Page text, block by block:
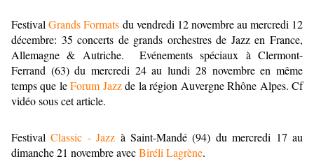
Festival Grands Formats du vendredi 12 novembre au mercredi 12
décembre: 35 concerts de grands orchestres de Jazz en France,
Allemagne & Autriche. Evénements spéciaux à Clermont-
Ferrand (63) du mercredi 24 au lundi 28 novembre en même
temps que leForum Jazzde la région Auvergne Rhône Alpes. Cf
vidéo sous cet article.
FestivalClassic - Jazz à Saint-Mandé (94) du mercredi 17 au
dimanche 21 novembre avecBiréli Lagrène.